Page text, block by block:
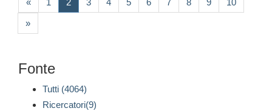
« 1 2 3 4 5 6 7 8 9 10
»
Fonte
Tutti (4064)
Ricercatori(9)